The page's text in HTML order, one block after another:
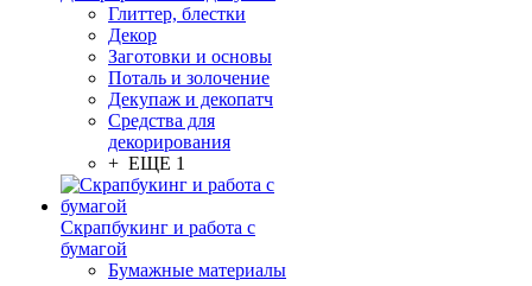
Глиттер, блестки
Декор
Заготовки и основы
Поталь и золочение
Декупаж и декопатч
Средства для
декорирования
+ ЕЩЕ 1
Скрапбукинг и работа с
бумагой
Бумажные материалы